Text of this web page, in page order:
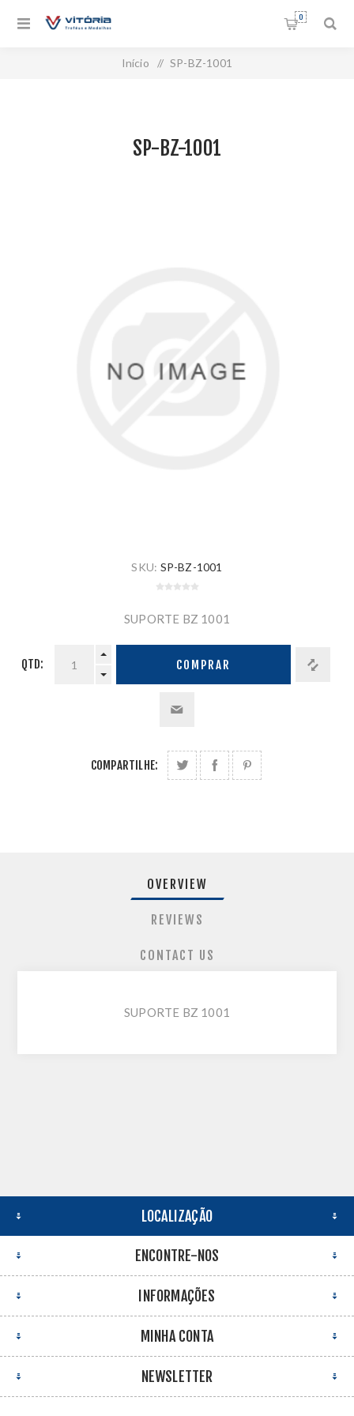
0
Início / SP-BZ-1001
SP-BZ-1001
SKU: SP-BZ-1001
SUPORTE BZ 1001
QTD: COMPRAR
COMPARTILHE:
OVERVIEW
REVIEWS
CONTACT US
SUPORTE BZ 1001
LOCALIZAÇÃO
ENCONTRE-NOS
INFORMAÇÕES
MINHA CONTA
NEWSLETTER